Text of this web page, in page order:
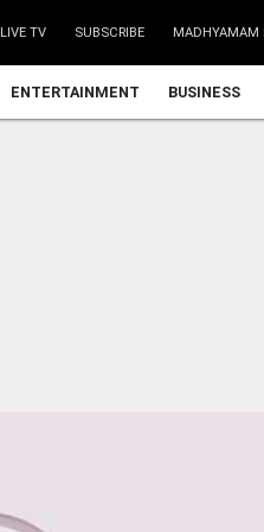
LIVE TV SUBSCRIBE MADHYAMAM
ENTERTAINMENT BUSINESS